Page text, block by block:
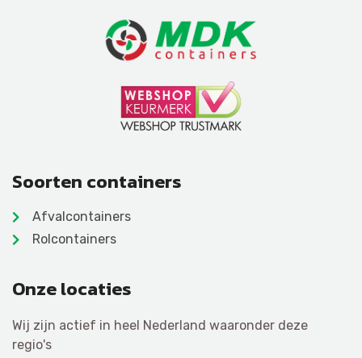
Soorten containers
Afvalcontainers
Rolcontainers
Onze locaties
Wij zijn actief in heel Nederland waaronder deze
regio's